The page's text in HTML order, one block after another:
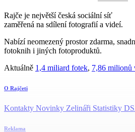
Rajče je největší česká sociální síť
zaměřená na sdílení fotografií a videí.
Nabízí neomezený prostor zdarma,
fotoknih i jiných fotoproduktů.
Aktuálně 1,4 miliard fotek, 7,86 milionů
O Rajčeti
Kontakty Novinky Zelináři Statistiky
Reklama